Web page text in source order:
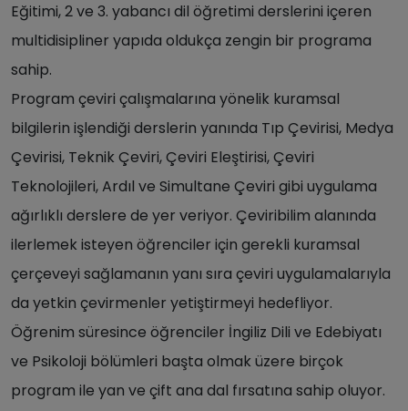
Eğitimi, 2 ve 3. yabancı dil öğretimi derslerini içeren
multidisipliner yapıda oldukça zengin bir programa
sahip.
Program çeviri çalışmalarına yönelik kuramsal
bilgilerin işlendiği derslerin yanında Tıp Çevirisi, Medya
Çevirisi, Teknik Çeviri, Çeviri Eleştirisi, Çeviri
Teknolojileri, Ardıl ve Simultane Çeviri gibi uygulama
ağırlıklı derslere de yer veriyor. Çeviribilim alanında
ilerlemek isteyen öğrenciler için gerekli kuramsal
çerçeveyi sağlamanın yanı sıra çeviri uygulamalarıyla
da yetkin çevirmenler yetiştirmeyi hedefliyor.
Öğrenim süresince öğrenciler İngiliz Dili ve Edebiyatı
ve Psikoloji bölümleri başta olmak üzere birçok
program ile yan ve çift ana dal fırsatına sahip oluyor.